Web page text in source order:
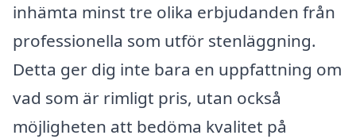
inhämta minst tre olika erbjudanden från
professionella som utför stenläggning.
Detta ger dig inte bara en uppfattning om
vad som är rimligt pris, utan också
möjligheten att bedöma kvalitet på